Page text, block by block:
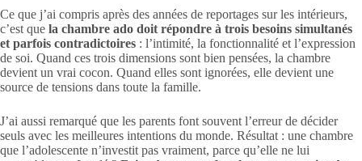
Ce que j’ai compris après des années de reportages sur les intérieurs,
c’est que la chambre ado doit répondre à trois besoins simultanés
et parfois contradictoires : l’intimité, la fonctionnalité et l’expression
de soi. Quand ces trois dimensions sont bien pensées, la chambre
devient un vrai cocon. Quand elles sont ignorées, elle devient une
source de tensions dans toute la famille.
J’ai aussi remarqué que les parents font souvent l’erreur de décider
seuls avec les meilleures intentions du monde. Résultat : une chambre
que l’adolescente n’investit pas vraiment, parce qu’elle ne lui